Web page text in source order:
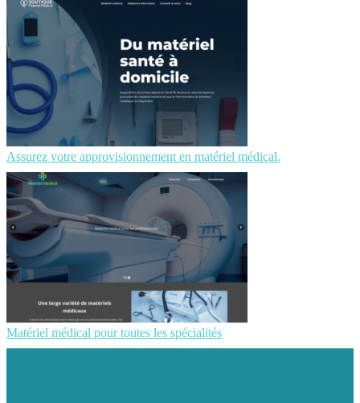
Assurez votre approvisionnement en matériel médical.
Matériel médical pour toutes les spécialités